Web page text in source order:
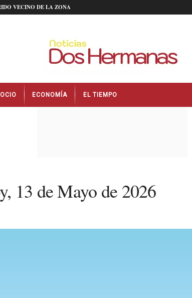
VECINO DE LA ZONA
OCIO ECONOMÍA EL TIEMPO
13 de Mayo de 2026